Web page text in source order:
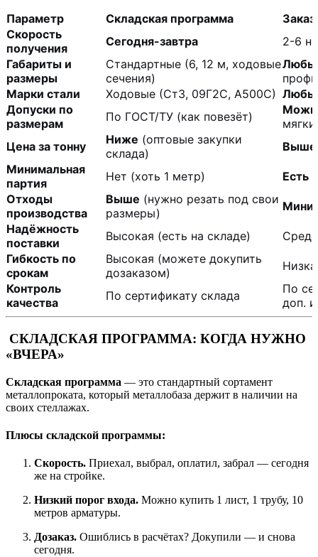
Параметр Складская программа
Скорость
получения
Сегодня-завтра
2-6
Габариты и
размеры
Стандартные (6, 12 м, ходовые
сечения)
Марки стали
Ходовые (Ст3, 09Г2С, А500С)
Допуски по
размерам
По ГОСТ/ТУ (как повезёт)
Цена за тонну
Ниже (оптовые закупки
склада)
Выше
Минимальная
партия
Нет (хоть 1 метр) Есть
Отходы
производства
Выше (нужно резать под свои
размеры)
Надёжность
поставки
Высокая (есть на складе)
Гибкость по
срокам
Высокая (можете докупить
дозаказом)
Контроль
качества
По сертификату склада
По
доп.
СКЛАДСКАЯ ПРОГРАММА: КОГДА НУЖНО
«ВЧЕРА»
Складская программа — это стандартный сортамент
металлопроката, который металлобаза держит в наличии на
своих стеллажах.
Плюсы складской программы:
Скорость. Приехал, выбрал, оплатил, забрал — сегодня
же на стройке.
Низкий порог входа. Можно купить 1 лист, 1 трубу, 10
метров арматуры.
Дозаказ. Ошиблись в расчётах? Докупили — и снова
сегодня.